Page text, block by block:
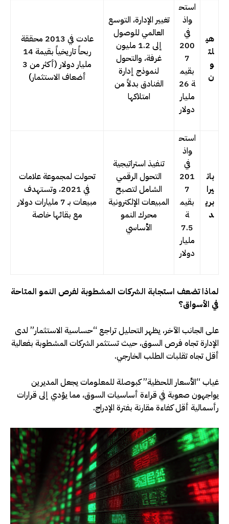
هي
لت
و
ن
استح
واذ
في
200
7
بقيم
ة 26
مليار
دولار
تغيير الإدارة، التوسع
العالمي للوصول
إلى 1.2 مليون
غرفة، والتحول
لنموذج إدارة
الفنادق بدلاً من
امتلاكها
عادت في 2013 محققة
ربحاً تاريخياً بقيمة 14
مليار دولار (أكثر من 3
أضعاف الاستثمار)
بان
يرا
بري
د
استح
واذ
في
201
7
بقيم
ة
7.5
مليار
دولار
تنفيذ استراتيجية
التحول الرقمي
الشامل لتصبح
المبيعات الإلكترونية
محرك النمو
الأساسي
تحولت لمجموعة علامات
في 2021، وتستهدف
مبيعات بـ 7 مليارات دولار
مع بقائها خاصة
لماذا تضعف استجابة الشركات المشطوبة لفرص النمو المتاحة
في الأسواق؟
على الجانب الآخر، يظهر التحليل تراجع “حساسية الاستثمار” لدى
الإدارة تجاه فرص السوق، حيث تستثمر الشركات المشطوبة بفعالية
أقل تجاه تقلبات الطلب الخارجي.
غياب “الأسعار اللحظية” كبوصلة للمعلومات يجعل المديرين
يواجهون صعوبة في قراءة أساسيات السوق، مما يؤدي إلى قرارات
رأسمالية أقل كفاءة مقارنة بفترة الإدراج.